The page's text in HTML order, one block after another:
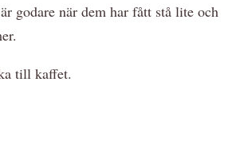
godare när dem har fått stå lite och
till kaffet.